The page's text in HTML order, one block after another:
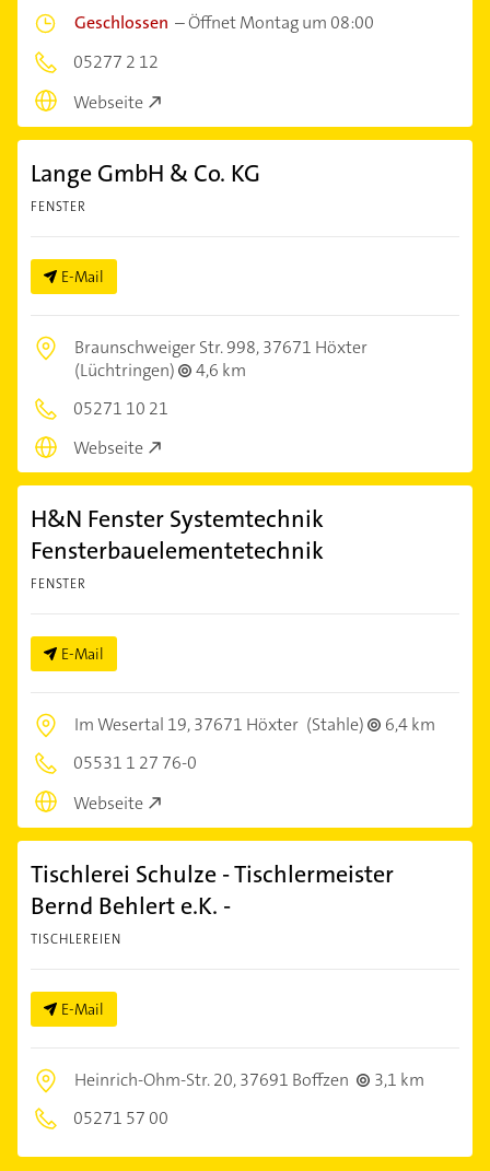
Geschlossen –Öffnet Montag um 08:00
05277 2 12
Webseite
Lange GmbH & Co. KG
FENSTER
E-Mail
Braunschweiger Str. 998,37671 Höxter
(Lüchtringen)
4,6 km
05271 10 21
Webseite
H&N Fenster Systemtechnik
Fensterbauelementetechnik
FENSTER
E-Mail
Im Wesertal 19,37671 Höxter (Stahle)
6,4 km
05531 1 27 76-0
Webseite
Tischlerei Schulze - Tischlermeister
Bernd Behlert e.K. -
TISCHLEREIEN
E-Mail
Heinrich-Ohm-Str. 20,37691 Boffzen
3,1 km
05271 57 00